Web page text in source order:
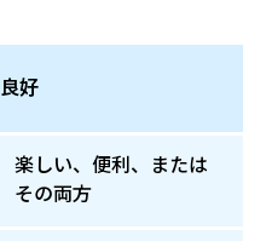
良好
楽しい、便利、または
その両方